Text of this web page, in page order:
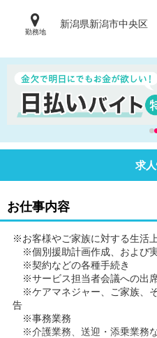
勤務地
新潟県新潟市中央区
求
お仕事内容
※お客様やご家族に対する生活
※個別援助計画作成、および
※契約などの各種手続き
※サービス担当者会議への出
※ケアマネジャー、ご家族、
告
※事務業務
※介護業務、送迎・添乗業務